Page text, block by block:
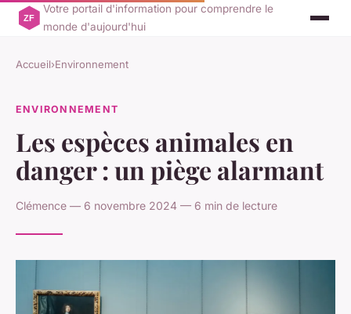
Votre portail d'information pour comprendre le
monde d'aujourd'hui
Accueil›Environnement
ENVIRONNEMENT
Les espèces animales en
danger : un piège alarmant
Clémence — 6 novembre 2024 — 6 min de lecture